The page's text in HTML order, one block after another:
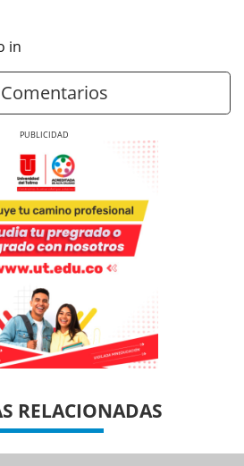
in
Comentarios
RELACIONADAS